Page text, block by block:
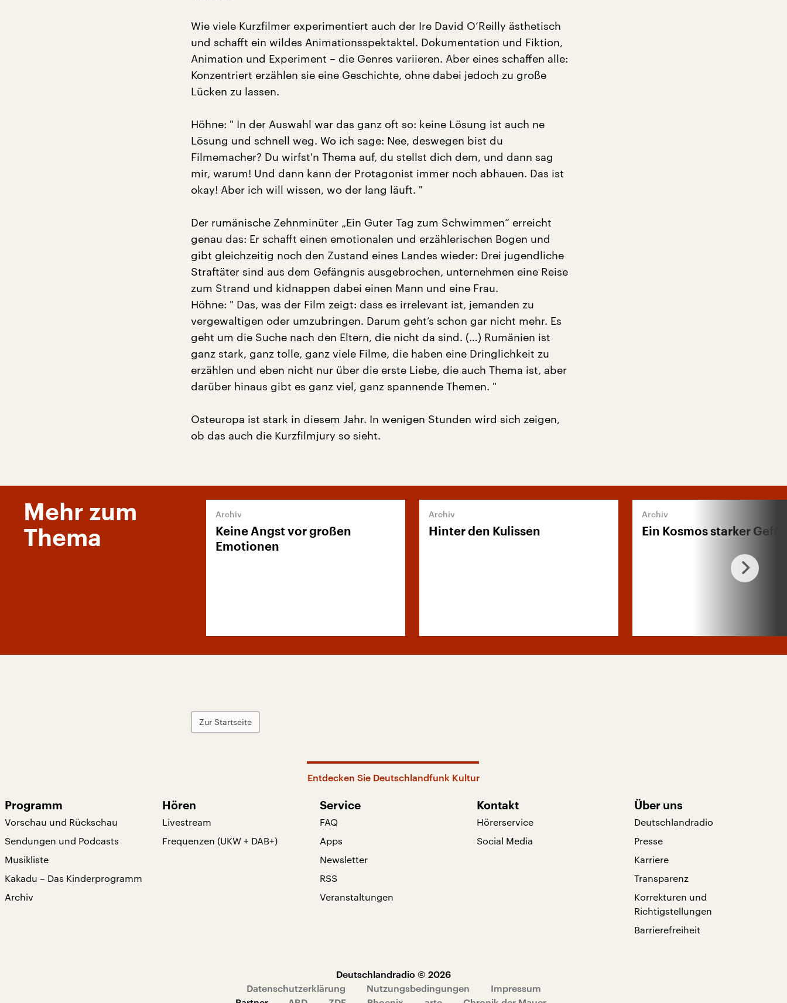
Wie viele Kurzfilmer experimentiert auch der Ire David O’Reilly ästhetisch
und schafft ein wildes Animationsspektaktel. Dokumentation und Fiktion,
Animation und Experiment – die Genres variieren. Aber eines schaffen alle:
Konzentriert erzählen sie eine Geschichte, ohne dabei jedoch zu große
Lücken zu lassen.
Höhne: " In der Auswahl war das ganz oft so: keine Lösung ist auch ne
Lösung und schnell weg. Wo ich sage: Nee, deswegen bist du
Filmemacher? Du wirfst'n Thema auf, du stellst dich dem, und dann sag
mir, warum! Und dann kann der Protagonist immer noch abhauen. Das ist
okay! Aber ich will wissen, wo der lang läuft. "
Der rumänische Zehnminüter „Ein Guter Tag zum Schwimmen“ erreicht
genau das: Er schafft einen emotionalen und erzählerischen Bogen und
gibt gleichzeitig noch den Zustand eines Landes wieder: Drei jugendliche
Straftäter sind aus dem Gefängnis ausgebrochen, unternehmen eine Reise
zum Strand und kidnappen dabei einen Mann und eine Frau.
Höhne: " Das, was der Film zeigt: dass es irrelevant ist, jemanden zu
vergewaltigen oder umzubringen. Darum geht’s schon gar nicht mehr. Es
geht um die Suche nach den Eltern, die nicht da sind. (…) Rumänien ist
ganz stark, ganz tolle, ganz viele Filme, die haben eine Dringlichkeit zu
erzählen und eben nicht nur über die erste Liebe, die auch Thema ist, aber
darüber hinaus gibt es ganz viel, ganz spannende Themen. "
Osteuropa ist stark in diesem Jahr. In wenigen Stunden wird sich zeigen,
ob das auch die Kurzfilmjury so sieht.
Mehr zum
Thema
Keine Angst vor großen
Emotionen
Hinter den Kulissen Ein Kosmos starker
Zur Startseite
Entdecken Sie Deutschlandfunk Kultur
Programm
Vorschau und Rückschau
Sendungen und Podcasts
Musikliste
Kakadu – Das Kinderprogramm
Archiv
Hören
Livestream
Frequenzen (UKW + DAB+)
Service
FAQ
Apps
Newsletter
RSS
Veranstaltungen
Kontakt
Hörerservice
Social Media
Über uns
Deutschlandradio
Presse
Karriere
Transparenz
Korrekturen und
Richtigstellungen
Barrierefreiheit
Deutschlandradio © 2026
Datenschutzerklärung
Nutzungsbedingungen
Impressum